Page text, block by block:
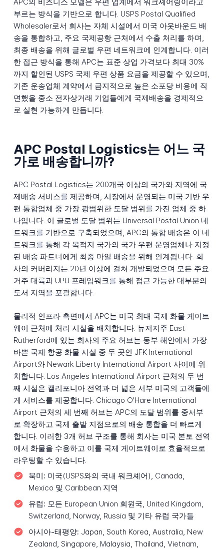
부르는 방식을 기반으로 합니다. USPS Postal Qualified
Wholesaler로서 회사는 자체 시설에서 미국 아웃바운드 배
송을 통합하고, 주요 국제공항 근처에서 수출 처리를 하며,
최종 배송을 위해 글로벌 우편 네트워크에 인계합니다. 이러
한 접근 방식을 통해 APC는 표준 상업 가격보다 최대 30%
까지 할인된 USPS 국제 우편 상품 요금을 제공할 수 있으며,
기존 운송업체 계약에서 금지적으로 높은 소포당 비용에 직
면했을 중소 전자상거래 기업들에게 국제배송을 경제적으
로 실현 가능하게 만듭니다.
APC Postal Logistics는 어느 국
가로 배송합니까?
APC Postal Logistics는 200개국 이상의 국가와 지역에 국
제배송 서비스를 제공하며, 시장에서 운영되는 미국 기반 우
편 통합업체 중 가장 광범위한 도달 범위를 가진 업체 중 하
나입니다. 이 글로벌 도달 범위는 Universal Postal Union 네
트워크를 기반으로 구축되었으며, APC의 통합 배송은 이 네
트워크를 통해 각 목적지 국가의 국가 우편 운영업체나 지정
된 배송 파트너에게 최종 마일 배송을 위해 인계됩니다. 회
사의 커버리지는 20년 이상에 걸쳐 개발되었으며 모든 주요
거주 대륙과 UPU 프레임워크를 통해 접근 가능한 대부분의
도서 지역을 포괄합니다.
물리적 인프라 측면에서 APC는 미국 최대 국제 화물 게이트
웨이 근처에 처리 시설을 배치합니다. 뉴저지주 East
Rutherford에 있는 회사의 주요 허브는 동부 해안에서 가장
바쁜 국제 항공 화물 시설 중 두 곳인 JFK International
Airport와 Newark Liberty International Airport 사이에 위
치합니다. Los Angeles International Airport 근처의 두 번
째 시설은 캘리포니아 전역과 더 넓은 서부 미국의 고객들에
게 서비스를 제공합니다. Chicago O'Hare International
Airport 근처의 세 번째 허브는 APC의 도달 범위를 중서부
로 확장하고 국제 출발 지점으로의 배송 통합을 더 빠르게
합니다. 이러한 3개 허브 구조를 통해 회사는 미국 본토 전역
에서 화물을 수용하고 이를 국제 게이트웨이로 효율적으로
라우팅할 수 있습니다.
북미: 미국(USPS와의 국내 워크셰어), Canada,
Mexico 및 Caribbean 지역
유럽: 모든 European Union 회원국, United Kingdom,
Switzerland, Norway, Russia 및 기타 유럽 국가들
아시아-태평양: Japan, South Korea, Australia, New
Zealand, Singapore, Malaysia, Thailand, Vietnam,